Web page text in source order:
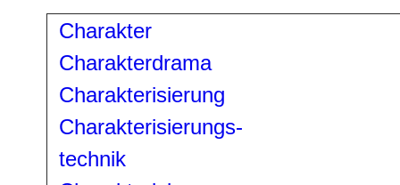
Charakter
Charakterdrama
Charakterisierung
Charakterisierungs-
technik